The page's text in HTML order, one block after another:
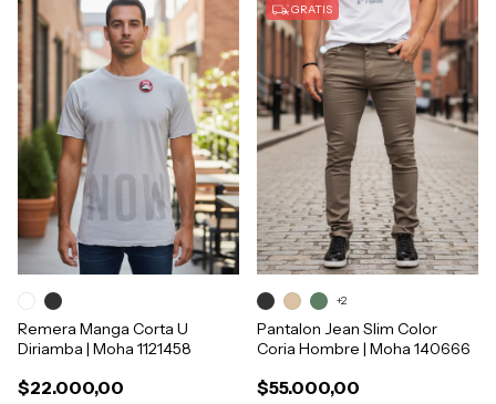
Remera Manga Corta U
Diriamba | Moha 1121458
$22.000,00
GRATIS
Pantalon Jean Slim Color
Coria Hombre | Moha 140666
$55.000,00
+2